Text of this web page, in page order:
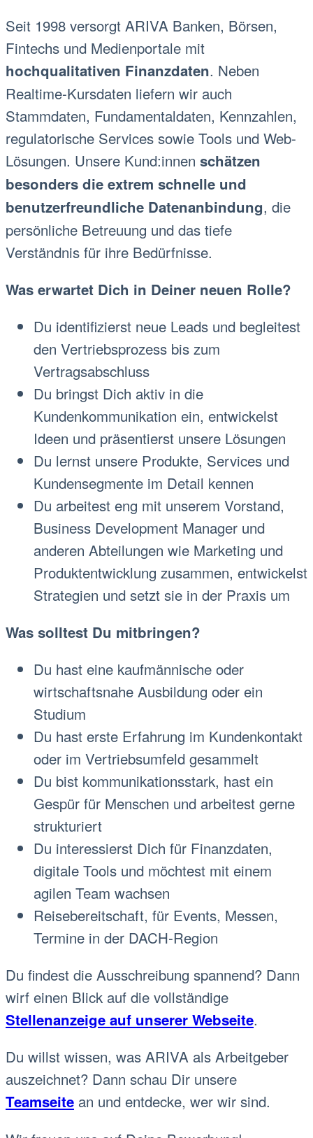
Seit 1998 versorgt ARIVA Banken, Börsen,
Fintechs und Medienportale mit
hochqualitativen Finanzdaten. Neben
Realtime-Kursdaten liefern wir auch
Stammdaten, Fundamentaldaten, Kennzahlen,
regulatorische Services sowie Tools und Web-
Lösungen. Unsere Kund:innen schätzen
besonders die extrem schnelle und
benutzerfreundliche Datenanbindung, die
persönliche Betreuung und das tiefe
Verständnis für ihre Bedürfnisse.
Was erwartet Dich in Deiner neuen Rolle?
Du identifizierst neue Leads und begleitest
den Vertriebsprozess bis zum
Vertragsabschluss
Du bringst Dich aktiv in die
Kundenkommunikation ein, entwickelst
Ideen und präsentierst unsere Lösungen
Du lernst unsere Produkte, Services und
Kundensegmente im Detail kennen
Du arbeitest eng mit unserem Vorstand,
Business Development Manager und
anderen Abteilungen wie Marketing und
Produktentwicklung zusammen, entwickelst
Strategien und setzt sie in der Praxis um
Was solltest Du mitbringen?
Du hast eine kaufmännische oder
wirtschaftsnahe Ausbildung oder ein
Studium
Du hast erste Erfahrung im Kundenkontakt
oder im Vertriebsumfeld gesammelt
Du bist kommunikationsstark, hast ein
Gespür für Menschen und arbeitest gerne
strukturiert
Du interessierst Dich für Finanzdaten,
digitale Tools und möchtest mit einem
agilen Team wachsen
Reisebereitschaft, für Events, Messen,
Termine in der DACH-Region
Du findest die Ausschreibung spannend? Dann
wirf einen Blick auf die vollständige
Stellenanzeige auf unserer Webseite.
Du willst wissen, was ARIVA als Arbeitgeber
auszeichnet? Dann schau Dir unsere
Teamseite an und entdecke, wer wir sind.